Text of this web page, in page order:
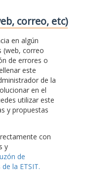
correo, etc)
en algún
(web, correo
de errores o
este
de la
en el
utilizar este
y propuestas
con
y
de
la ETSIT.